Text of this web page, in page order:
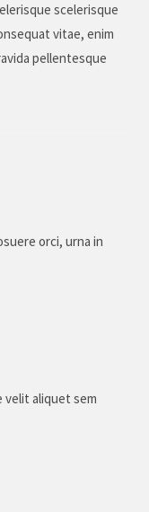
scelerisque
vitae, enim
pellentesque
orci, urna in
aliquet sem